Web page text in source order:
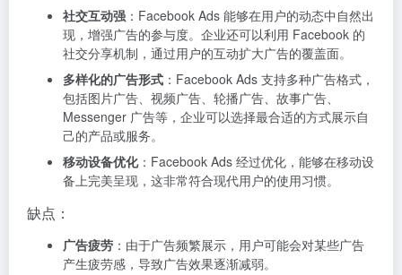
社交互动强 ：Facebook Ads 能够在用户的动态中自然出
现，增强广告的参与度。企业还可以利用 Facebook 的
社交分享机制，通过用户的互动扩大广告的覆盖面。
多样化的广告形式 ：Facebook Ads 支持多种广告格式，
包括图片广告、视频广告、轮播广告、故事广告、
Messenger 广告等，企业可以选择最合适的方式展示自
己的产品或服务。
移动设备优化：Facebook Ads 经过优化，能够在移动设
备上完美呈现，这非常符合现代用户的使用习惯。
缺点：
广告疲劳 ：由于广告频繁展示，用户可能会对某些广告
产生疲劳感，导致广告效果逐渐减弱。